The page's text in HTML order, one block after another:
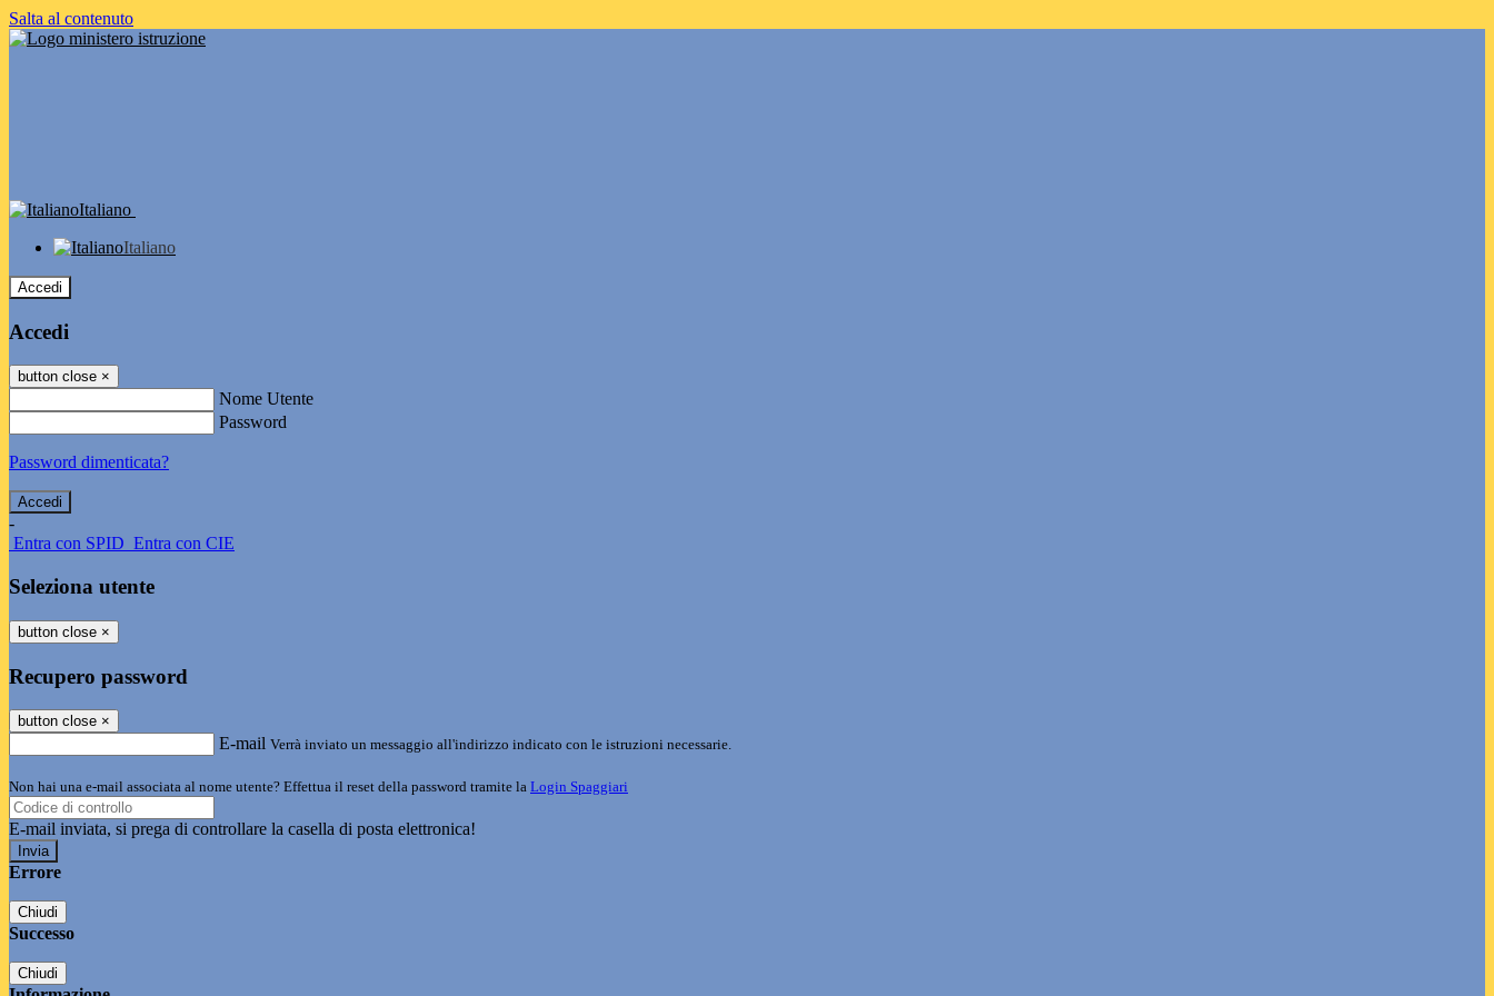
Salta al contenuto
Italiano
Italiano
Accedi
Accedi
button close ×
Nome Utente
Password
Password dimenticata?
-
Entra con SPID Entra con CIE
Seleziona utente
button close ×
Recupero password
button close ×
E-mail Verrà inviato un messaggio all'indirizzo indicato con le istruzioni necessarie.
Non hai una e-mail associata al nome utente? Effettua il reset della password tramite la Login Spaggiari
E-mail inviata, si prega di controllare la casella di posta elettronica!
Errore
Chiudi
Successo
Chiudi